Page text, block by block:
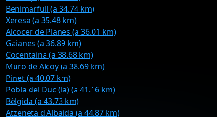
Benimarfull (a 34.74 km)
Xeresa (a 35.48 km)
Alcocer de Planes (a 36.01 km)
Gaianes (a 36.89 km)
Cocentaina (a 38.68 km)
Muro de Alcoy (a 38.69 km)
Pinet (a 40.07 km)
Pobla del Duc (la) (a 41.16 km)
Bèlgida (a 43.73 km)
Atzeneta d'Albaida (a 44.87 km)